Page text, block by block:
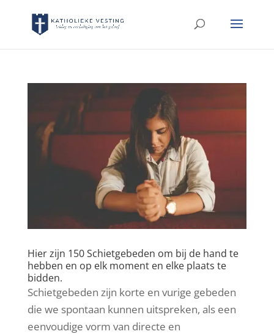
Hier zijn 150 Schietgebeden om bij de hand te
hebben en op elk moment en elke plaats te
bidden.
Schietgebeden zijn korte en vurige gebeden
die we spontaan kunnen uitspreken, als een
eenvoudige vorm van directe en